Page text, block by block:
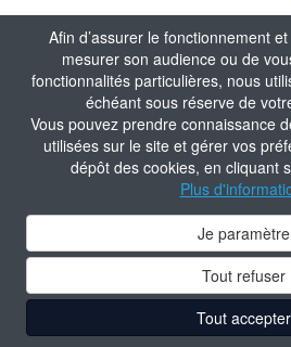
Afin d’assurer le fonctionnement
mesurer son audience ou de
fonctionnalités particulières, nous
échéant sous réserve de
Vous pouvez prendre connaissance
utilisées sur le site et gérer vos
dépôt des cookies, en cliquant
Plus
Je paramètre
Tout refuser
Tout accepter